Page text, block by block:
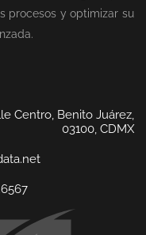
procesos y optimizar su
Centro, Benito Juárez,
03100, CDMX